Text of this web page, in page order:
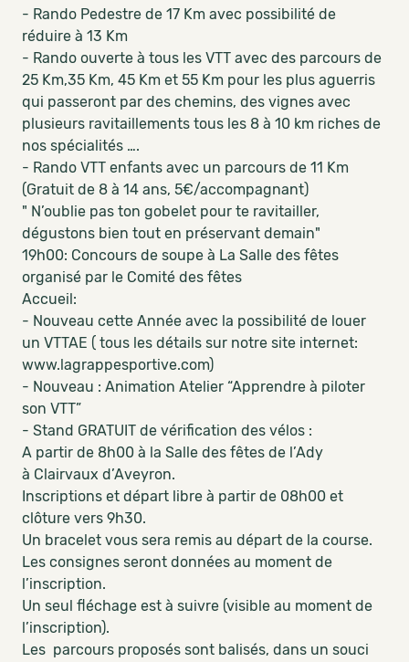
- Rando Pedestre de 17 Km avec possibilité de
réduire à 13 Km
- Rando ouverte à tous les VTT avec des parcours de
25 Km,35 Km, 45 Km et 55 Km pour les plus aguerris
qui passeront par des chemins, des vignes avec
plusieurs ravitaillements tous les 8 à 10 km riches de
nos spécialités ….
- Rando VTT enfants avec un parcours de 11 Km
(Gratuit de 8 à 14 ans, 5€/accompagnant)
" N’oublie pas ton gobelet pour te ravitailler,
dégustons bien tout en préservant demain"
19h00: Concours de soupe à La Salle des fêtes
organisé par le Comité des fêtes
Accueil:
- Nouveau cette Année avec la possibilité de louer
un VTTAE ( tous les détails sur notre site internet:
www.lagrappesportive.com)
- Nouveau : Animation Atelier “Apprendre à piloter
son VTT”
- Stand GRATUIT de vérification des vélos :
A partir de 8h00 à la Salle des fêtes de l’Ady
à Clairvaux d’Aveyron.
Inscriptions et départ libre à partir de 08h00 et
clôture vers 9h30.
Un bracelet vous sera remis au départ de la course.
Les consignes seront données au moment de
l’inscription.
Un seul fléchage est à suivre (visible au moment de
l’inscription).
Les parcours proposés sont balisés, dans un souci